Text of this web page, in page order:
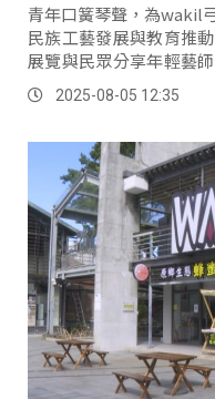
青年口簧琴聲，為wakil
民族工藝發展與教育推
展覽與民眾分享年輕藝
族人也特地從部落前來參
2025-08-05 12:35